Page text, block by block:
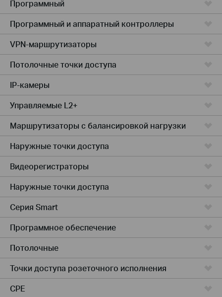
Программный
Программный и аппаратный контроллеры
VPN-маршрутизаторы
Потолочные точки доступа
IP-камеры
Управляемые L2+
Маршрутизаторы с балансировкой нагрузки
Наружные точки доступа
Видеорегистраторы
Наружные точки доступа
Серия Smart
Программное обеспечение
Потолочные
Точки доступа розеточного исполнения
CPE